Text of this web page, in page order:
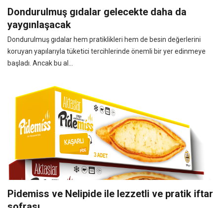
Dondurulmuş gıdalar gelecekte daha da
yaygınlaşacak
Dondurulmuş gıdalar hem pratiklikleri hem de besin değerlerini
koruyan yapılarıyla tüketici tercihlerinde önemli bir yer edinmeye
başladı. Ancak bu al...
Pidemiss ve Nelipide ile lezzetli ve pratik iftar